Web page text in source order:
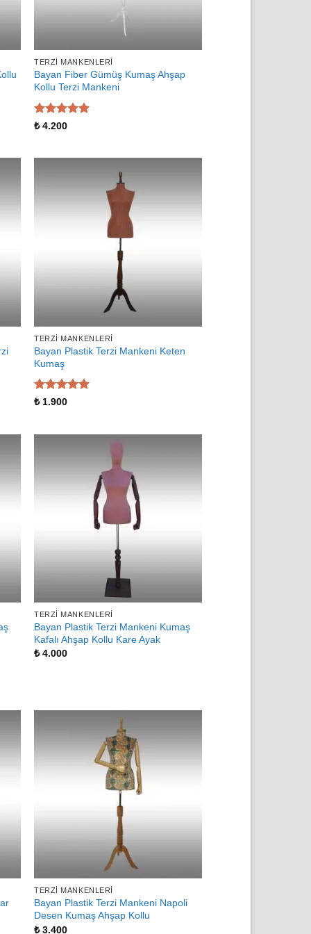
TERZI MANKENLERI
Bayan Fiber Gümüş Kumaş Ahşap
Kollu Terzi Mankeni
5 üzerinden
₺4.200
TERZI MANKENLERI
Bayan Plastik Terzi Mankeni Keten
Kumaş
5 üzerinden
₺1.900
TERZI MANKENLERI
Bayan Plastik Terzi Mankeni Kumaş
Kafalı Ahşap Kollu Kare Ayak
₺4.000
TERZI MANKENLERI
Bayan Plastik Terzi Mankeni Napoli
Desen Kumaş Ahşap Kollu
₺3.400